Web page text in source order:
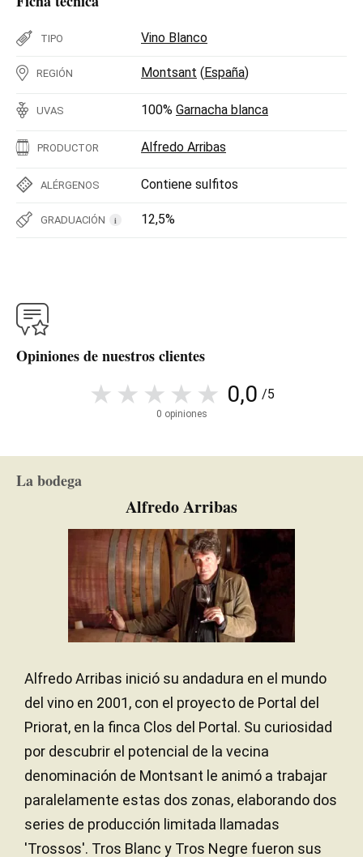
TIPO Vino Blanco
REGIÓN Montsant (España)
UVAS 100% Garnacha blanca
PRODUCTOR Alfredo Arribas
ALÉRGENOS Contiene sulfitos
GRADUACIÓN i 12,5%
Opiniones de nuestros clientes
0,0 /5
0 opiniones
La bodega
Alfredo Arribas
Alfredo Arribas inició su andadura en el mundo
del vino en 2001, con el proyecto de Portal del
Priorat, en la finca Clos del Portal. Su curiosidad
por descubrir el potencial de la vecina
denominación de Montsant le animó a trabajar
paralelamente estas dos zonas, elaborando dos
series de producción limitada llamadas
'Trossos'. Tros Blanc y Tros Negre fueron sus